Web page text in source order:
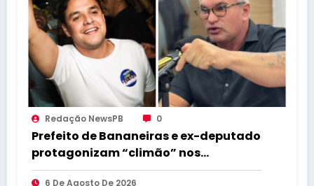
Redação NewsPB 0
Prefeito de Bananeiras e ex-deputado
protagonizam “climão” nos
bastidores da convenção de Lucas
6 De Agosto De 2026